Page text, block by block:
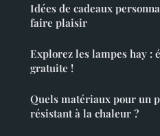
Idées de cadeaux
faire plaisir
Explorez les lampes hay :
gratuite !
Quels matériaux pour un
résistant à la chaleur ?